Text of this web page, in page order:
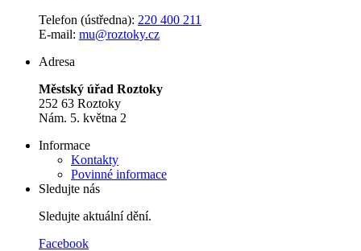
Telefon (ústředna): 220 400 211
E-mail: mu@roztoky.cz
Adresa
Městský úřad Roztoky
252 63 Roztoky
Nám. 5. května 2
Informace
Kontakty
Povinné informace
Sledujte nás
Sledujte aktuální dění.
Facebook